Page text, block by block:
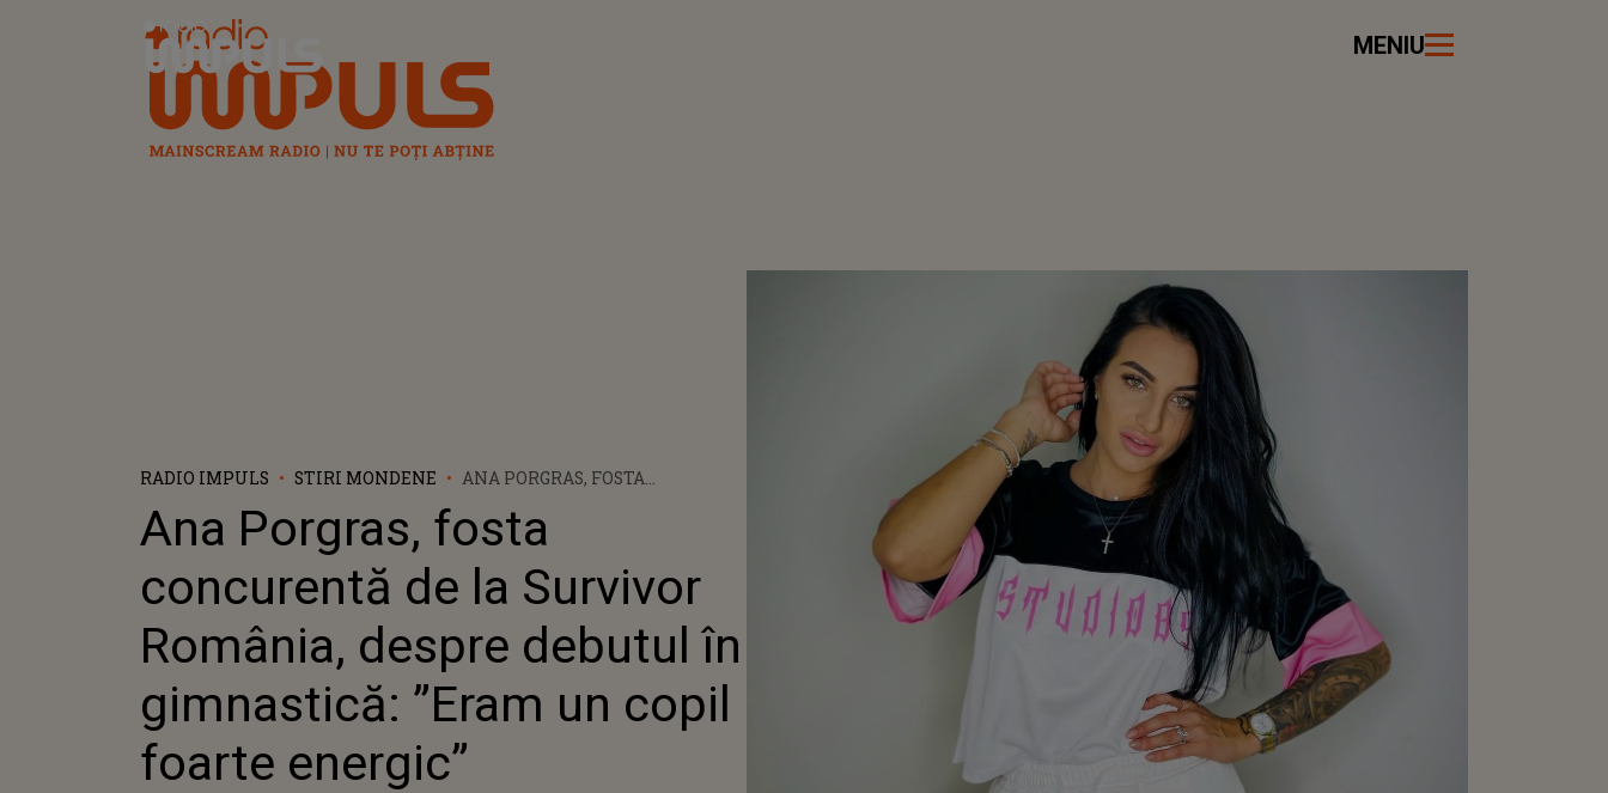
Radio Impuls MENIU
RADIO IMPULS STIRI MONDENE
ANA PORGRAS, FOSTA
ROMÂNIA, DESPRE DEBUTUL ÎN
GIMNASTICĂ: ”ERAM UN COPIL
FOARTE ENERGIC”
Ana Porgras, fosta
concurentă de la Survivor
România, despre debutul în
gimnastică: ”Eram un copil
foarte energic”